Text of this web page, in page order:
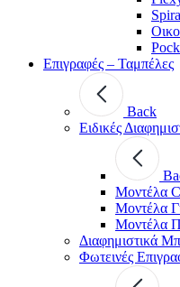
Επιγραφές – Ταμπέλες
Back
Ειδικές
Μοντέλα
Μοντέλα
Μοντέλα
Διαφημιστικά
Φωτεινές